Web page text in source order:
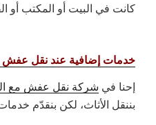
كانت في البيت أو المكتب أو
خدمات إضافية عند نقل عفش
إحنا في شركة نقل عفش مع
بننقل الأثاث، لكن بنقدّم